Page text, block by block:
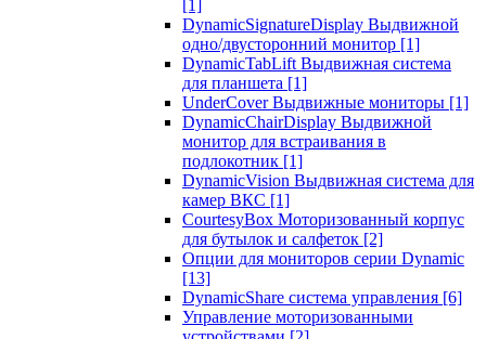
[1]
DynamicSignatureDisplay Выдвижной
одно/двусторонний монитор [1]
DynamicTabLift Выдвижная система
для планшета [1]
UnderCover Выдвижные мониторы [1]
DynamicChairDisplay Выдвижной
монитор для встраивания в
подлокотник [1]
DynamicVision Выдвижная система для
камер ВКС [1]
CourtesyBox Моторизованный корпус
для бутылок и салфеток [2]
Опции для мониторов серии Dynamic
[13]
DynamicShare система управления [6]
Управление моторизованными